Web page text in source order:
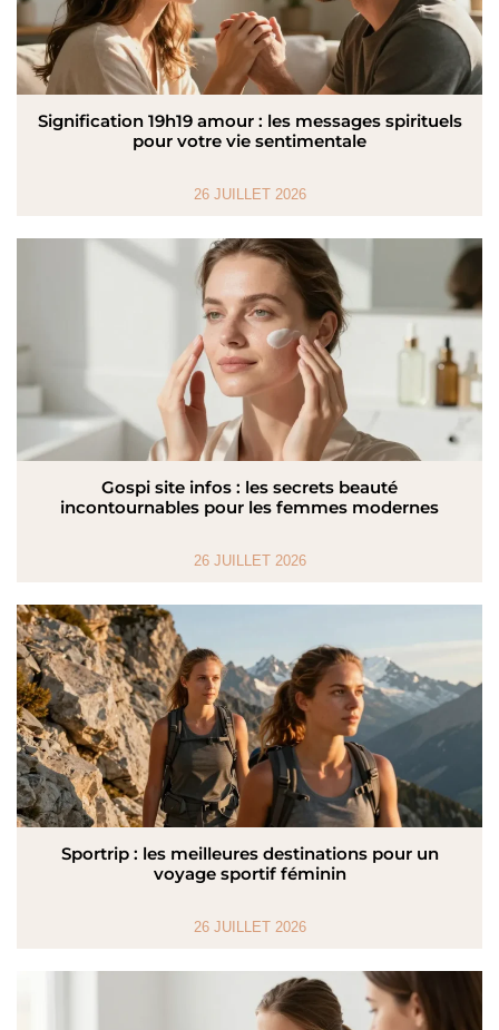
Signification 19h19 amour : les messages spirituels
pour votre vie sentimentale
26 JUILLET 2026
Gospi site infos : les secrets beauté
incontournables pour les femmes modernes
26 JUILLET 2026
Sportrip : les meilleures destinations pour un
voyage sportif féminin
26 JUILLET 2026